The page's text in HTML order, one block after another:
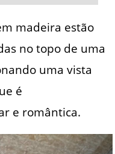
madeira estão
no topo de uma
uma vista
é
e romântica.